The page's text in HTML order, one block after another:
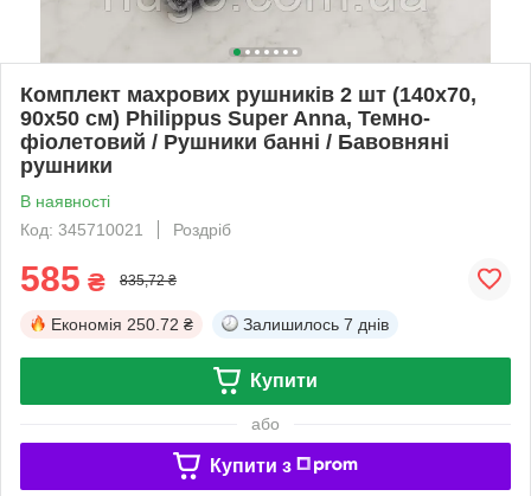
Комплект махрових рушників 2 шт (140х70,
90х50 см) Philippus Super Anna, Темно-
фіолетовий / Рушники банні / Бавовняні
рушники
В наявності
Код: 345710021
Роздріб
585 ₴ 835,72 ₴
Економія 250.72 ₴ Залишилось 7 днів
Купити
або
Купити з